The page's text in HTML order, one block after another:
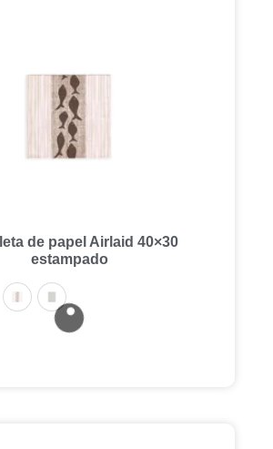
de papel Airlaid 40×30
estampado